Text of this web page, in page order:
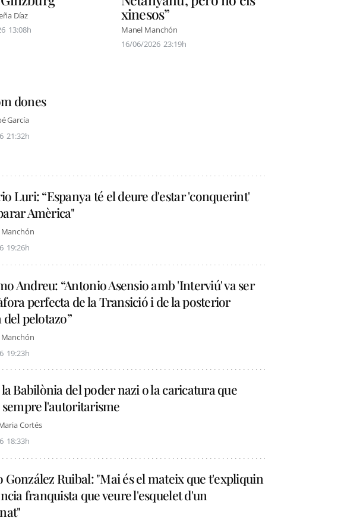
Díaz
13:08h
xinesos”
Manel Manchón
16/06/2026 23:19h
dones
García
21:32h
Luri: “Espanya té el deure d'estar 'conquerint'
Amèrica"
19:26h
Andreu: “Antonio Asensio amb 'Interviú' va ser
perfecta de la Transició i de la posterior
pelotazo”
19:23h
Babilònia del poder nazi o la caricatura que
l'autoritarisme
Cortés
18:33h
González Ruibal: "Mai és el mateix que t'expliquin
franquista que veure l'esquelet d'un